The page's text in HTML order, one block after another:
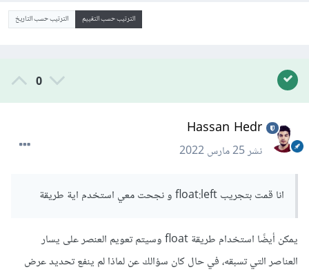
الترتيب حسب التقييم الترتيب حسب التاريخ
0
Hassan Hedr
نشر25 مارس 2022
انا قمت بتجريب float:left و نجحت معي استخدم اية طريقة
يمكن أيضًا استخدام طريقة float وسيتم تعويم العنصر على يسار
العناصر التي تسبقه، في حال كان سؤالك عن لماذا لم ينفع تحديد عرض